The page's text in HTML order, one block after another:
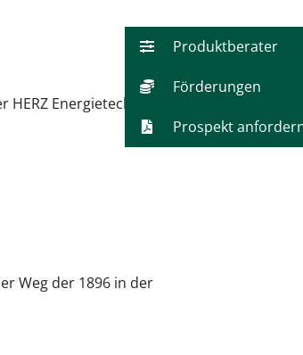
Energietechnik ganz im
Weg der 1896 in der
Produktberater
Förderungen
Prospekt